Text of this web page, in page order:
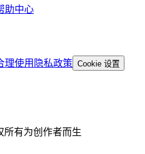
助中心
理使用 隐私政策 Cookie 设置
所有为创作者而生